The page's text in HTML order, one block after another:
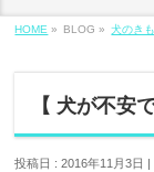
HOME » BLOG » 犬のき
【 犬が不安
投稿日 : 2016年11月3日